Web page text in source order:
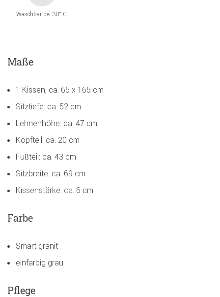
Waschbar bei 30° C
Maße
1 Kissen, ca. 65 x 165 cm
Sitztiefe: ca. 52 cm
Lehnenhöhe: ca. 47 cm
Kopfteil: ca. 20 cm
Fußteil: ca. 43 cm
Sitzbreite: ca. 69 cm
Kissenstärke: ca. 6 cm
Farbe
Smart granit
einfarbig grau
Pflege